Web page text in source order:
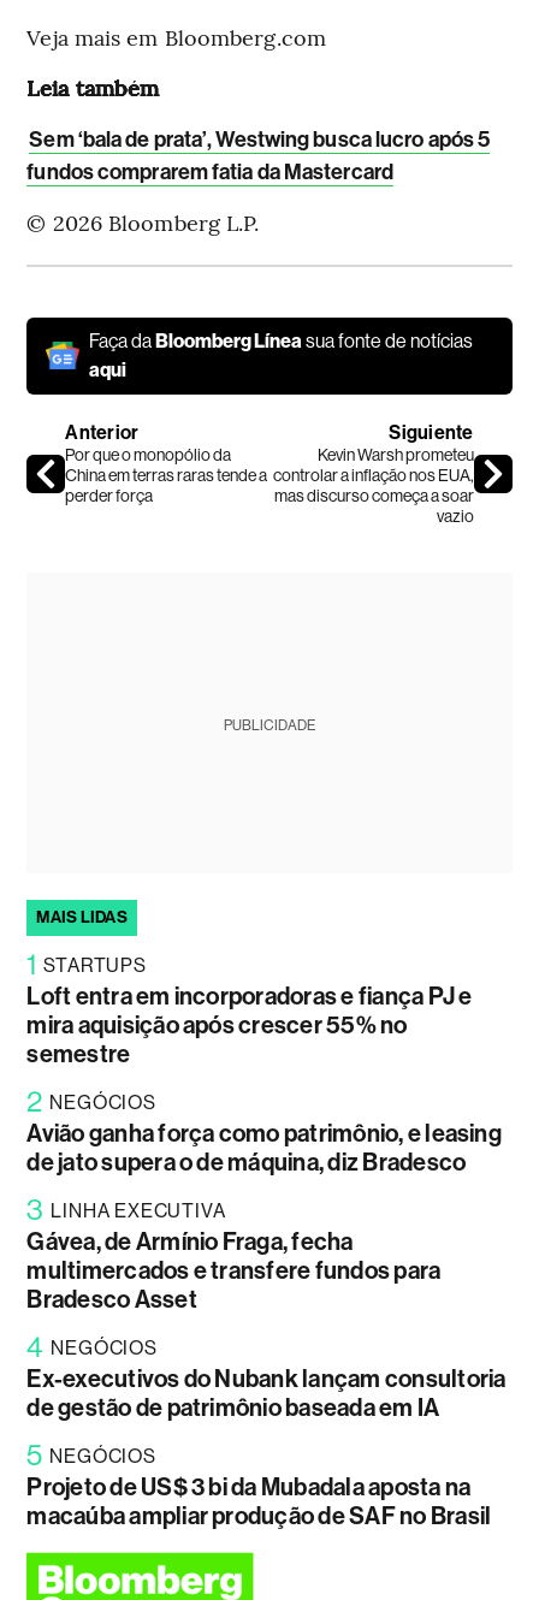
Veja mais em Bloomberg.com
Leia também
Sem ‘bala de prata’, Westwing busca lucro após 5
fundos comprarem fatia da Mastercard
© 2026 Bloomberg L.P.
Faça daBloomberg Líneasua fonte de notícias
aqui
Anterior
Por que o monopólio da
China em terras raras tende a
perder força
Siguiente
Kevin Warsh prometeu
controlar a inflação nos EUA,
mas discurso começa a soar
vazio
PUBLICIDADE
MAIS LIDAS
1 STARTUPS
Loft entra em incorporadoras e fiança PJ e
mira aquisição após crescer 55% no
semestre
2 NEGÓCIOS
Avião ganha força como patrimônio, e leasing
de jato supera o de máquina, diz Bradesco
3 LINHA EXECUTIVA
Gávea, de Armínio Fraga, fecha
multimercados e transfere fundos para
Bradesco Asset
4 NEGÓCIOS
Ex-executivos do Nubank lançam consultoria
de gestão de patrimônio baseada em IA
5 NEGÓCIOS
Projeto de US$ 3 bi da Mubadala aposta na
macaúba ampliar produção de SAF no Brasil